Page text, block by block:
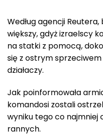
Według agencji
większy, gdyż izraelscy
na statki z pomocą,
się z ostrym
działaczy.
Jak poinformowała
komandosi zostali
wyniku tego co najmniej
rannych.